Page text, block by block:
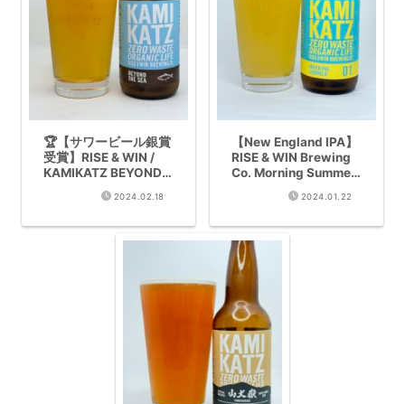
🏆【サワービール銀賞
受賞】RISE & WIN /
KAMIKATZ BEYOND
THE SEA 完全レビュ
2024.02.18
【New England IPA】
RISE & WIN Brewing
Co. Morning Summer
IPA完全レビュー – 柚
香が香る爽やかな夏向
2024.01.22